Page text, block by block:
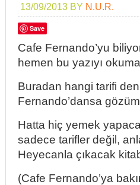
13/09/2013 BY N.U.R.
Save
Cafe Fernando’yu
hemen bu yazıyı
Buradan hangi tarifi
Fernando’dansa
Hatta hiç yemek
sadece tarifler değil,
Heyecanla çıkacak
(Cafe Fernando’ya